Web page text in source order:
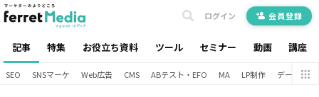
記事 特集 お役立ち資料 ツール セミナー 動画 講座
ログイン 会員登録
SEO SNSマーケ Web広告 CMS ABテスト・EFO MA LP制作 データ分析